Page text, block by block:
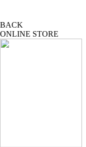
BACK
ONLINE STORE